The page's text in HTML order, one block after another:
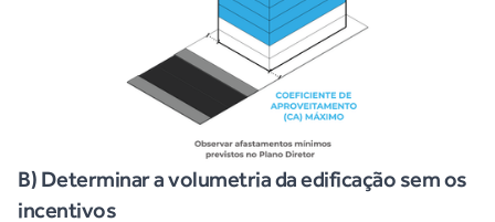
B) Determinar a volumetria da edificação sem os
incentivos